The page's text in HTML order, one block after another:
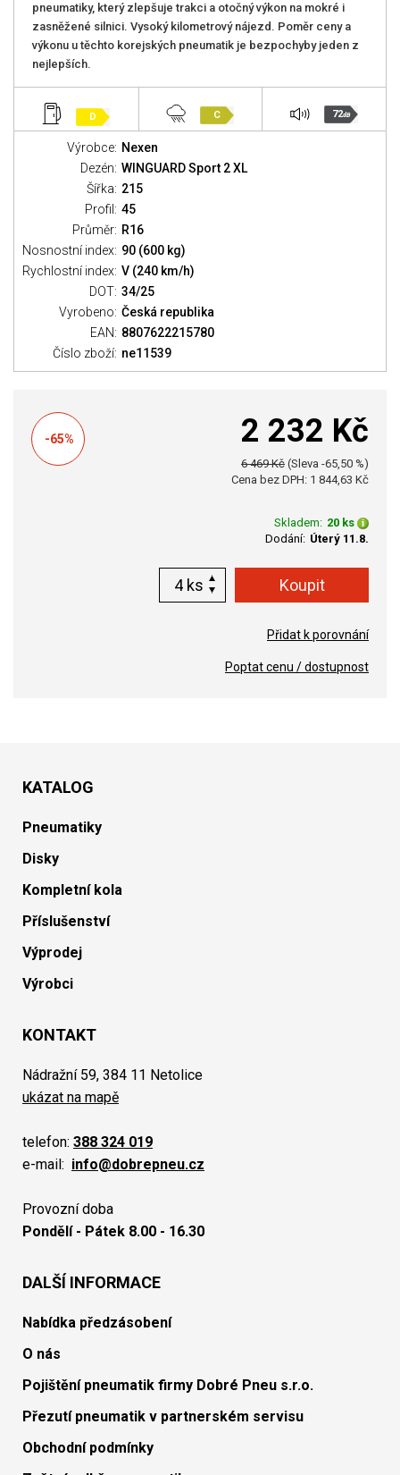
pneumatiky, který zlepšuje trakci a otočný výkon na mokré i
zasněžené silnici. Vysoký kilometrový nájezd. Poměr ceny a
výkonu u těchto korejských pneumatik je bezpochyby jeden z
nejlepších.
D C 72dB
Výrobce: Nexen
Dezén: WINGUARD Sport 2 XL
Šířka: 215
Profil: 45
Průměr: R16
Nosnostní index: 90 (600 kg)
Rychlostní index: V (240 km/h)
DOT: 34/25
Vyrobeno: Česká republika
EAN: 8807622215780
Číslo zboží: ne11539
-65% 2 232 Kč
6 469 Kč (Sleva -65,50 %)
Cena bez DPH: 1 844,63 Kč
Skladem: 20 ks
Dodání: Úterý 11.8.
ks
Přidat k porovnání
Poptat cenu / dostupnost
KATALOG
Pneumatiky
Disky
Kompletní kola
Příslušenství
Výprodej
Výrobci
KONTAKT
Nádražní 59, 384 11 Netolice
ukázat na mapě
telefon: 388 324 019
e-mail: info@dobrepneu.cz
Provozní doba
Pondělí - Pátek 8.00 - 16.30
DALŠÍ INFORMACE
Nabídka předzásobení
O nás
Pojištění pneumatik firmy Dobré Pneu s.r.o.
Přezutí pneumatik v partnerském servisu
Obchodní podmínky